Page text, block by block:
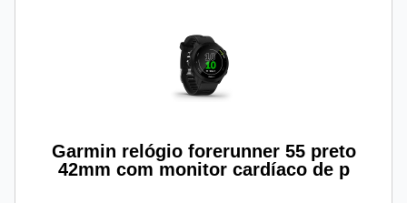
Garmin relógio forerunner 55 preto
42mm com monitor cardíaco de p